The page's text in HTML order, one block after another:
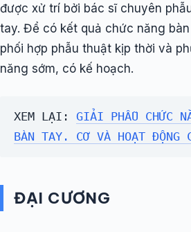
được xử trí bởi bác sĩ chuyên
tay. Để có kết quả chức năng
phối hợp phẫu thuật kịp thời và
năng sớm, có kế hoạch.
XEM LẠI: GIẢI PHẪU CHỨC
BÀN TAY. CƠ VÀ HOẠT ĐỘNG
ĐẠI CƯƠNG